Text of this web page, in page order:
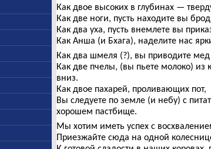
Как двое высоких в глубинах —
Как две ноги, пусть находите вы
Как два уха, пусть внемлете вы
Как Анша (и Бхага), наделите нас
Как два шмеля (?), вы приводите
Как две пчелы, (вы пьете молоко) из
вниз.
Как двое пахарей, проливающих пот,
Вы следуете по земле (и небу) с
хорошем пастбище.
Мы хотим иметь успех с
Приезжайте сюда на одной